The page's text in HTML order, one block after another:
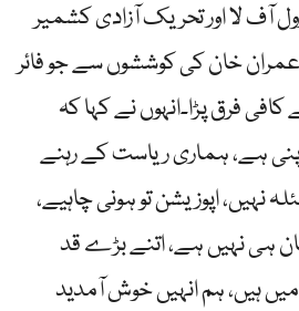
آف لا اور تحریک آزادی کشمیر
خان کی کوششوں سے جو فائر
فرق پڑا۔انہوں نے کہا کہ
ہے، ہماری ریاست کے رہنے
نہیں، اپوزیشن تو ہونی چاہیے،
ہی نہیں ہے، اتنے بڑے قد
ہیں، ہم انہیں خوش آمدید